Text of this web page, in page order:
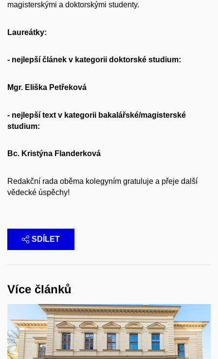
magisterskými a doktorskými studenty.
Laureátky:
- nejlepší článek v kategorii doktorské studium:
Mgr. Eliška Petřeková
- nejlepší text v kategorii bakalářské/magisterské
studium:
Bc. Kristýna Flanderková
Redakční rada oběma kolegyním gratuluje a přeje další
vědecké úspěchy!
SDÍLET
Více článků